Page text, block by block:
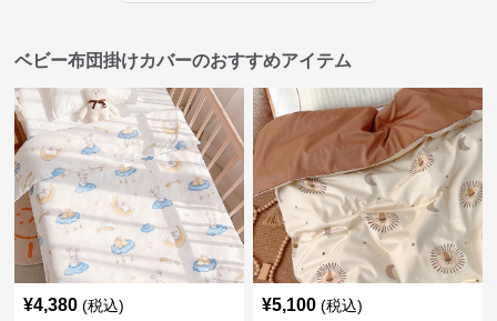
ベビー布団掛けカバーのおすすめアイテム
¥4,380 (税込) ¥5,100 (税込)